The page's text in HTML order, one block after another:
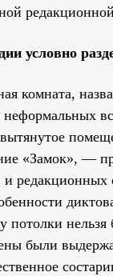
условно
комната,
«Замок», —
и
потолки нельзя
были